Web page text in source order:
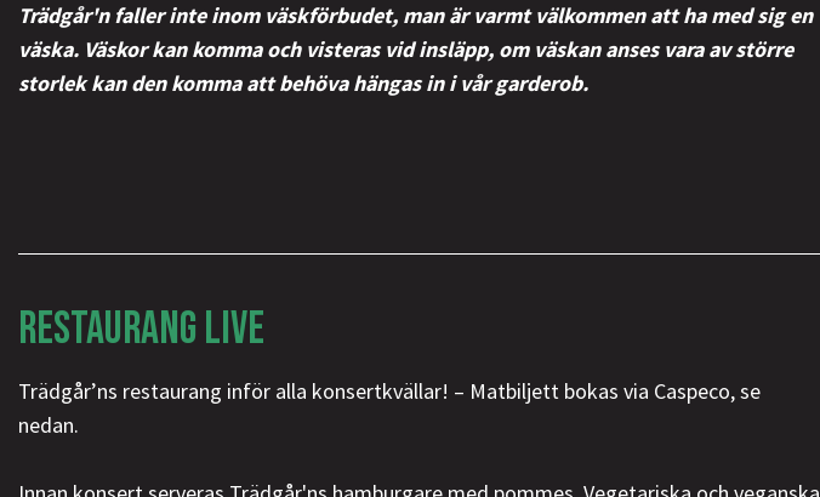
Trädgår'n faller inte inom väskförbudet, man är varmt välkommen att ha med sig en
väska. Väskor kan komma och visteras vid insläpp, om väskan anses vara av större
storlek kan den komma att behöva hängas in i vår garderob.
RESTAURANG LIVE
Trädgår’ns restaurang inför alla konsertkvällar! – Matbiljett bokas via Caspeco, se
nedan.